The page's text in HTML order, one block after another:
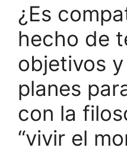
¿Es
hecho de
objetivos
planes
con la
“vivir el